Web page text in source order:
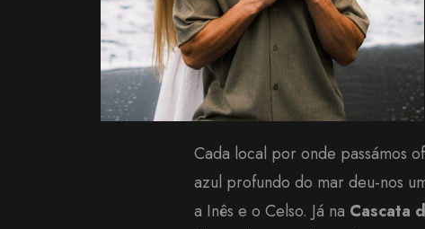
Cada local por onde passámos
azul profundo do mar deu-nos
a Inês e o Celso. Já na Cascata